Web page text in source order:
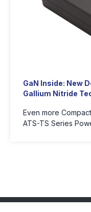
GaN Inside: New
Gallium Nitride
Even more
ATS-TS Series